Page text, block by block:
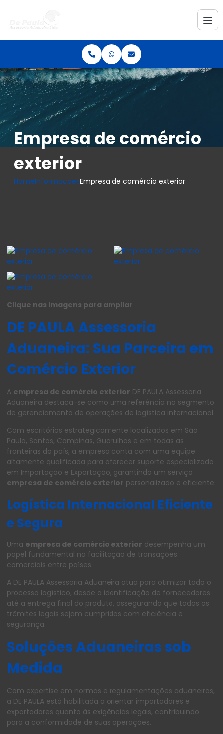
Empresa de comércio
exterior
HomeInformaçõesEmpresa de comércio exterior
Clique nas imagens para ampliar
DE PAULA Assessoria
Aduaneira: Sua Parceira em
Comércio Exterior
A empresa de comércio exterior DE PAULA Assessoria
Aduaneira destaca-se como uma referência no segmento
de gerenciamento de operações de logística internacional.
Com escritórios estrategicamente localizados em São
Paulo, Santos, Campinas, Guarulhos e em todas as
fronteiras do país, a empresa conta com uma equipe
altamente qualificada para oferecer suporte especializado
em Importação e Exportação, garantindo um serviço
empresa de comércio exterior personalizado e eficiente.
Logística Internacional Eficiente
e Segura
Uma empresa de comércio exterior desempenha um
papel fundamental na facilitação de transações
comerciais entre países.
A DE PAULA Assessoria Aduaneira atua para otimizar todo o
processo logístico, desde a identificação de fornecedores
até a entrega final do produto, assegurando que todos os
trâmites legais sejam cumpridos com eficiência e
segurança.
Soluções Aduaneiras sob
Medida
Com expertise em normas e regulamentações aduaneiras,
a DE PAULA está habilitada a orientar importadores e
exportadores quanto às exigências legais, contribuindo
para a conformidade de suas operações.